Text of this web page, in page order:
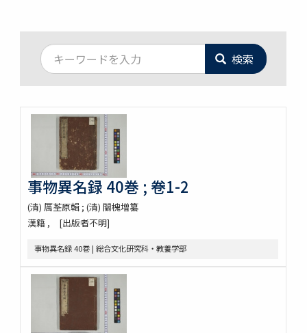
検索
事物異名録 40巻 ; 卷1-2
(清) 厲荃原輯 ; (清) 關槐増纂
漢籍
[出版者不明]
事物異名録 40巻 | 総合文化研究科・教養学部